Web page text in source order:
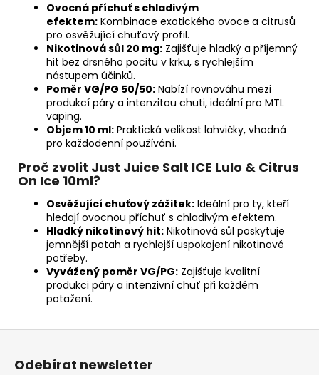
Ovocná příchuť s chladivým
efektem: Kombinace exotického ovoce a citrusů
pro osvěžující chuťový profil.
Nikotinová sůl 20 mg: Zajišťuje hladký a příjemný
hit bez drsného pocitu v krku, s rychlejším
nástupem účinků.
Poměr VG/PG 50/50: Nabízí rovnováhu mezi
produkcí páry a intenzitou chuti, ideální pro MTL
vaping.
Objem 10 ml: Praktická velikost lahvičky, vhodná
pro každodenní používání.
Proč zvolit Just Juice Salt ICE Lulo & Citrus
On Ice 10ml?
Osvěžující chuťový zážitek: Ideální pro ty, kteří
hledají ovocnou příchuť s chladivým efektem.
Hladký nikotinový hit: Nikotinová sůl poskytuje
jemnější potah a rychlejší uspokojení nikotinové
potřeby.
Vyvážený poměr VG/PG: Zajišťuje kvalitní
produkci páry a intenzivní chuť při každém
potažení.
Z
Odebírat newsletter